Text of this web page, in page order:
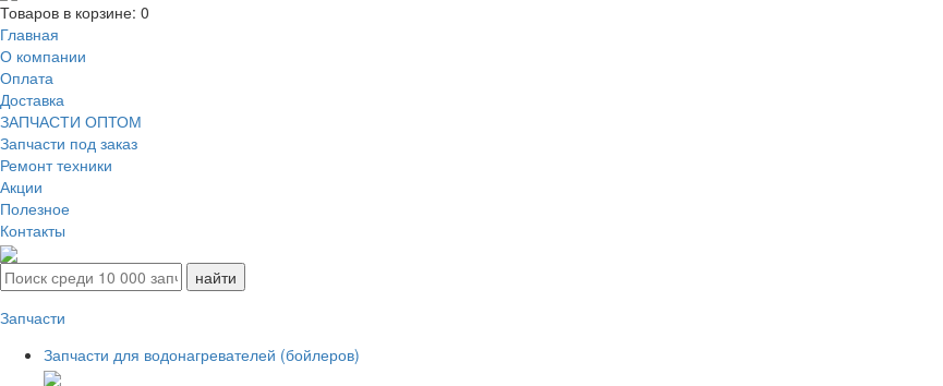
Товаров в корзине: 0
Главная
О компании
Оплата
Доставка
ЗАПЧАСТИ ОПТОМ
Запчасти под заказ
Ремонт техники
Акции
Полезное
Контакты
Запчасти
Запчасти для водонагревателей (бойлеров)